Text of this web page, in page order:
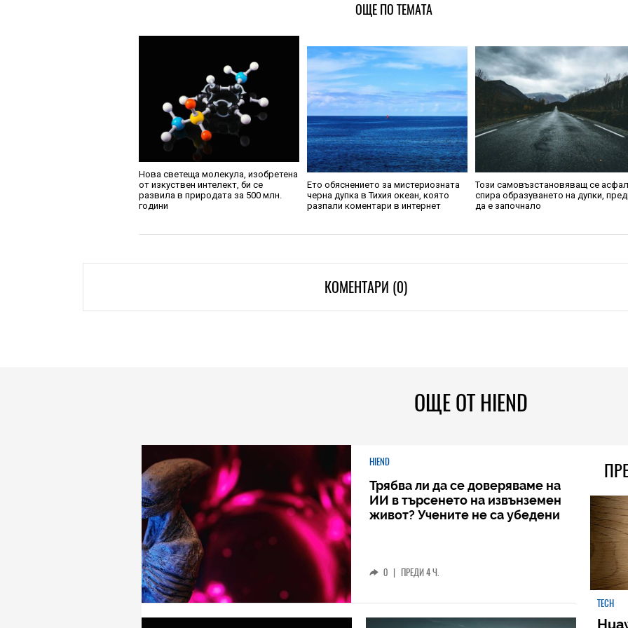
ОЩЕ ПО ТЕМАТА
Нова светеща молекула, изобретена
от изкуствен интелект, би се
развила в природата за 500 млн.
години
Ето обяснението за мистериозната
черна дупка в Тихия океан, която
разпали коментари в интернет
Този самовъзстановяващ се
спира образуването на дупки,
да е започнало
КОМЕНТАРИ (0)
ОЩЕ ОТ HIEND
HIEND
Трябва ли да се доверяваме на
ИИ в търсенето на извънземен
живот? Учените не са убедени
0 | ПРЕДИ 4 Ч.
TECH